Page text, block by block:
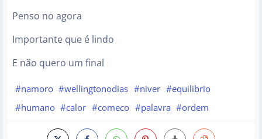
Penso no agora
Importante que é lindo
E não quero um final
#namoro #wellingtonodias #niver #equilibrio
#humano #calor #comeco #palavra #ordem